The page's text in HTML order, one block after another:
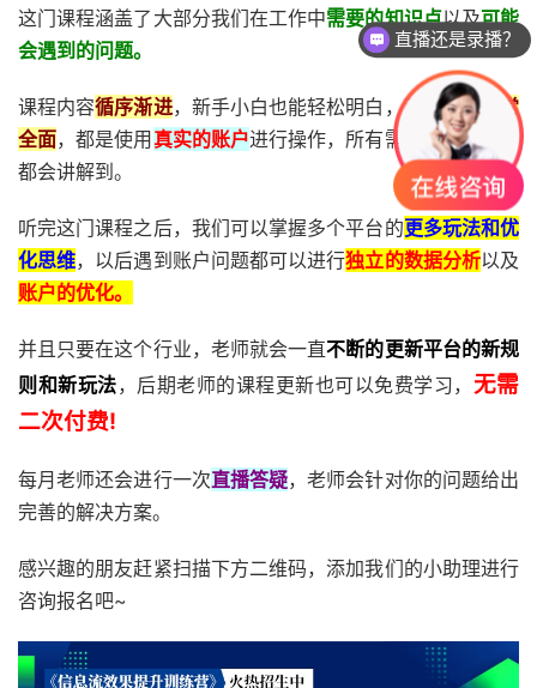
这门课程涵盖了大部分我们在工作中需要的知识点以及可能
会遇到的问题。
课程内容循序渐进，新手小白也能轻松明白，而且内容非常
全面，都是使用 真实的账户进行操作，所有需要注意的细节
都会讲解到。
听完这门课程之后，我们可以掌握多个平台的更多玩法和优
化思维，以后遇到账户问题都可以进行独立的数据分析以及
账户的优化。
并且只要在这个行业，老师就会一直不断的更新平台的新规
则和新玩法，后期老师的课程更新也可以免费学习， 无需
二次付费!
每月老师还会进行一次直播答疑，老师会针对你的问题给出
完善的解决方案。
感兴趣的朋友赶紧扫描下方二维码，添加我们的小助理进行
咨询报名吧~
直播还是录播？
课程怎么试听？